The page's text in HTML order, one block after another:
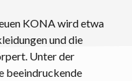
KONA wird etwa
und die
Unter der
beeindruckende